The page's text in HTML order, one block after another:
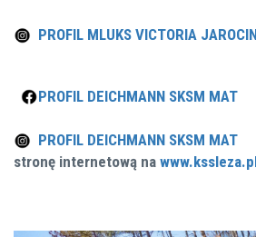
PROFIL MLUKS VICTORIA
PROFIL DEICHMANN SKSM MAT
PROFIL DEICHMANN SKSM MAT
stronę internetową na